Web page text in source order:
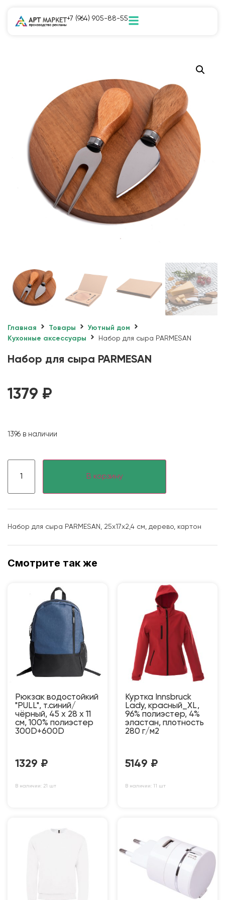
+7 (964) 905-88-55
Главная Товары
Уютный дом
Кухонные аксессуары
Набор для сыра PARMESAN
Набор для сыра PARMESAN
1379 ₽
1396 в наличии
В корзину
Набор для сыра PARMESAN, 25х17х2,4 см, дерево, картон
Смотрите так же
Рюкзак водостойкий
"PULL", т.синий/
чёрный, 45 x 28 x 11
см, 100% полиэстер
300D+600D
1329 ₽
В наличии: 21 шт
Куртка Innsbruck
Lady, красный_XL,
96% полиэстер, 4%
эластан, плотность
280 г/м2
5149 ₽
В наличии: 11 шт